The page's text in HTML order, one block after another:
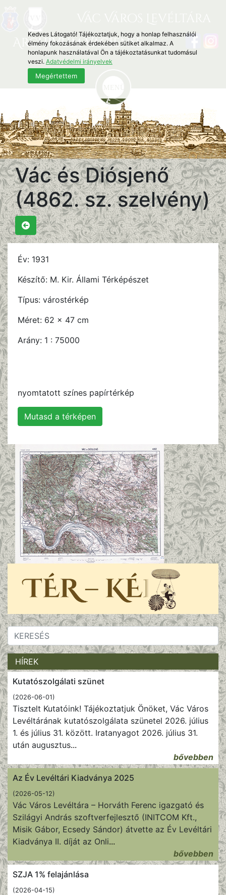
Archivum Vaciense
HÍREK
Kutatószolgálati szünet
(2026-06-01)
Tisztelt Kutatóink! Tájékoztatjuk Önöket, Vác Város
Levéltárának kutatószolgálata szünetel 2026. július
1. és július 31. között. Iratanyagot 2026. július 31.
után augusztus...
bővebben
Az Év Levéltári Kiadványa 2025
(2026-05-12)
Vác Város Levéltára – Horváth Ferenc igazgató és
Szilágyi András szoftverfejlesztő (INITCOM Kft.,
Misik Gábor, Ecsedy Sándor) átvette az Év Levéltári
Kiadványa II. díját az Onli...
bővebben
SZJA 1% felajánlása
(2026-04-15)
Vác és Diósjenő
(4862. sz. szelvény)
Év: 1931
Készítő: M. Kir. Állami Térképészet
Típus: várostérkép
Méret: 62 x 47 cm
Arány: 1 : 75000
nyomtatott színes papírtérkép
Mutasd a térképen
Kedves Látogató! Tájékoztatjuk, hogy a honlap felhasználói
élmény fokozásának érdekében sütiket alkalmaz. A
honlapunk használatával Ön a tájékoztatásunkat tudomásul
veszi. Adatvédelmi irányelvek
Megértettem